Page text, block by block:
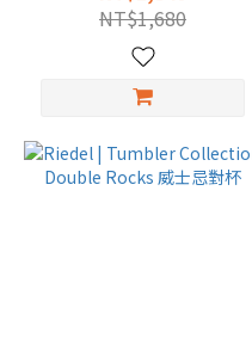
NT$1,680